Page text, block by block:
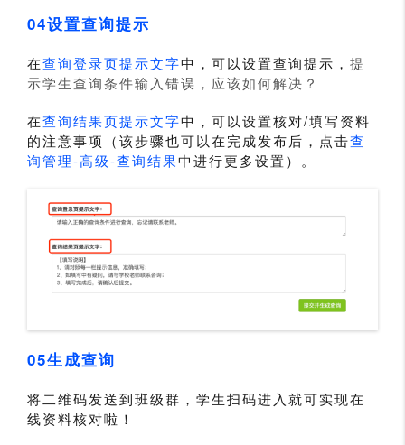
04设置查询提示
在查询登录页提示文字中，可以设置查询提示， 提
示学生查询条件输入错误，应该如何解决？
在查询结果页提示文字中，可以设置核对/填写资料
的注意事项（该步骤也可以在完成发布后，点击查
询管理-高级-查询结果中进行更多设置）。
05生成查询
将二维码发送到班级群，学生扫码进入就可实现在
线资料核对啦！